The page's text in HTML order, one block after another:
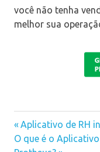
você não tenha
melhor sua
Navegação
Previous
Post:
Aplicativo de RH
Next
O que é o